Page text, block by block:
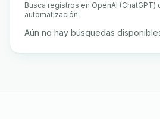
Busca registros en OpenAI
automatización.
Aún no hay búsquedas